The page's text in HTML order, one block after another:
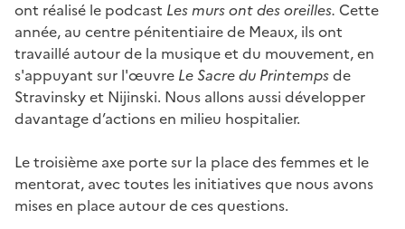
ont réalisé le podcast Les murs ont des oreilles. Cette
année, au centre pénitentiaire de Meaux, ils ont
travaillé autour de la musique et du mouvement, en
s'appuyant sur l'œuvre Le Sacre du Printempsde
Stravinsky et Nijinski. Nous allons aussi développer
davantage d’actions en milieu hospitalier.
Le troisième axe porte sur la place des femmes et le
mentorat, avec toutes les initiatives que nous avons
mises en place autour de ces questions.